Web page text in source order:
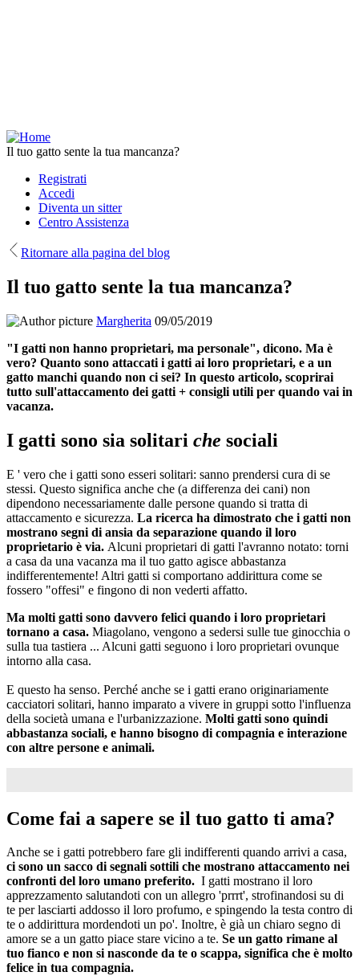
Il tuo gatto sente la tua mancanza?
Registrati
Accedi
Diventa un sitter
Centro Assistenza
Ritornare alla pagina del blog
Il tuo gatto sente la tua mancanza?
Margherita 09/05/2019
"I gatti non hanno proprietari, ma personale", dicono. Ma è
vero? Quanto sono attaccati i gatti ai loro proprietari, e a un
gatto manchi quando non ci sei? In questo articolo, scoprirai
tutto sull'attaccamento dei gatti + consigli utili per quando vai in
vacanza.
I gatti sono sia solitari che sociali
E ' vero che i gatti sono esseri solitari: sanno prendersi cura di se
stessi. Questo significa anche che (a differenza dei cani) non
dipendono necessariamente dalle persone quando si tratta di
attaccamento e sicurezza. La ricerca ha dimostrato che i gatti non
mostrano segni di ansia da separazione quando il loro
proprietario è via. Alcuni proprietari di gatti l'avranno notato: torni
a casa da una vacanza ma il tuo gatto agisce abbastanza
indifferentemente! Altri gatti si comportano addirittura come se
fossero "offesi" e fingono di non vederti affatto.
Ma molti gatti sono davvero felici quando i loro proprietari
tornano a casa. Miagolano, vengono a sedersi sulle tue ginocchia o
sulla tua tastiera ... Alcuni gatti seguono i loro proprietari ovunque
intorno alla casa.
E questo ha senso. Perché anche se i gatti erano originariamente
cacciatori solitari, hanno imparato a vivere in gruppi sotto l'influenza
della società umana e l'urbanizzazione. Molti gatti sono quindi
abbastanza sociali, e hanno bisogno di compagnia e interazione
con altre persone e animali.
Come fai a sapere se il tuo gatto ti ama?
Anche se i gatti potrebbero fare gli indifferenti quando arrivi a casa,
ci sono un sacco di segnali sottili che mostrano attaccamento nei
confronti del loro umano preferito. I gatti mostrano il loro
apprezzamento salutandoti con un allegro 'prrrt', strofinandosi su di
te per lasciarti addosso il loro profumo, e spingendo la testa contro di
te o addirittura mordendoti un po'. Inoltre, è già un chiaro segno di
amore se a un gatto piace stare vicino a te. Se un gatto rimane al
tuo fianco e non si nasconde da te o scappa, significa che è molto
felice in tua compagnia.